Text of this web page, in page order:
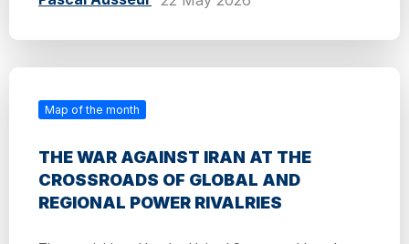
Map of the month
THE WAR AGAINST IRAN AT THE
CROSSROADS OF GLOBAL AND
REGIONAL POWER RIVALRIES